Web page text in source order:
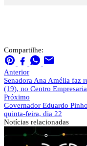
Compartilhe:
Anterior
Senadora Ana Amélia faz
(19), no Centro
Próximo
Governador Eduardo
quinta-feira, dia 22
Notícias relacionadas